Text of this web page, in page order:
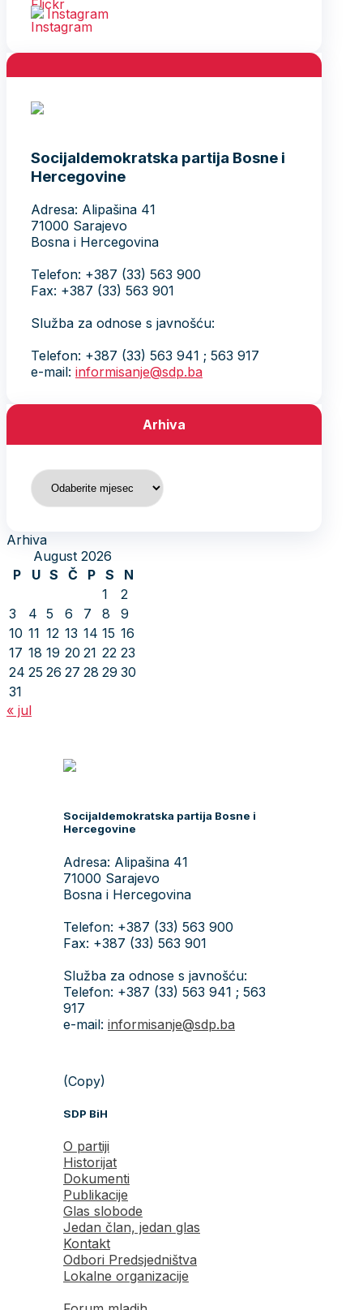
Instagram
Socijaldemokratska partija Bosne i
Hercegovine
Adresa: Alipašina 41
71000 Sarajevo
Bosna i Hercegovina
Telefon: +387 (33) 563 900
Fax: +387 (33) 563 901
Služba za odnose s javnošću:
Telefon: +387 (33) 563 941 ; 563 917
e-mail: informisanje@sdp.ba
Arhiva
Arhiva
Arhiva
August 2026
P
U S Č P S
N
1
2
3
4 5 6 7 8
9
10 11 12 13 14 15 16
17 18 19 20 21 22 23
24 25 26 27 28 29 30
31
« jul
Socijaldemokratska partija Bosne i
Hercegovine
Adresa: Alipašina 41
71000 Sarajevo
Bosna i Hercegovina
Telefon: +387 (33) 563 900
Fax: +387 (33) 563 901
Služba za odnose s javnošću:
Telefon: +387 (33) 563 941 ; 563
917
e-mail: informisanje@sdp.ba
(Copy)
SDP BiH
O partiji
Historijat
Dokumenti
Publikacije
Glas slobode
Jedan član, jedan glas
Kontakt
Odbori Predsjedništva
Lokalne organizacije